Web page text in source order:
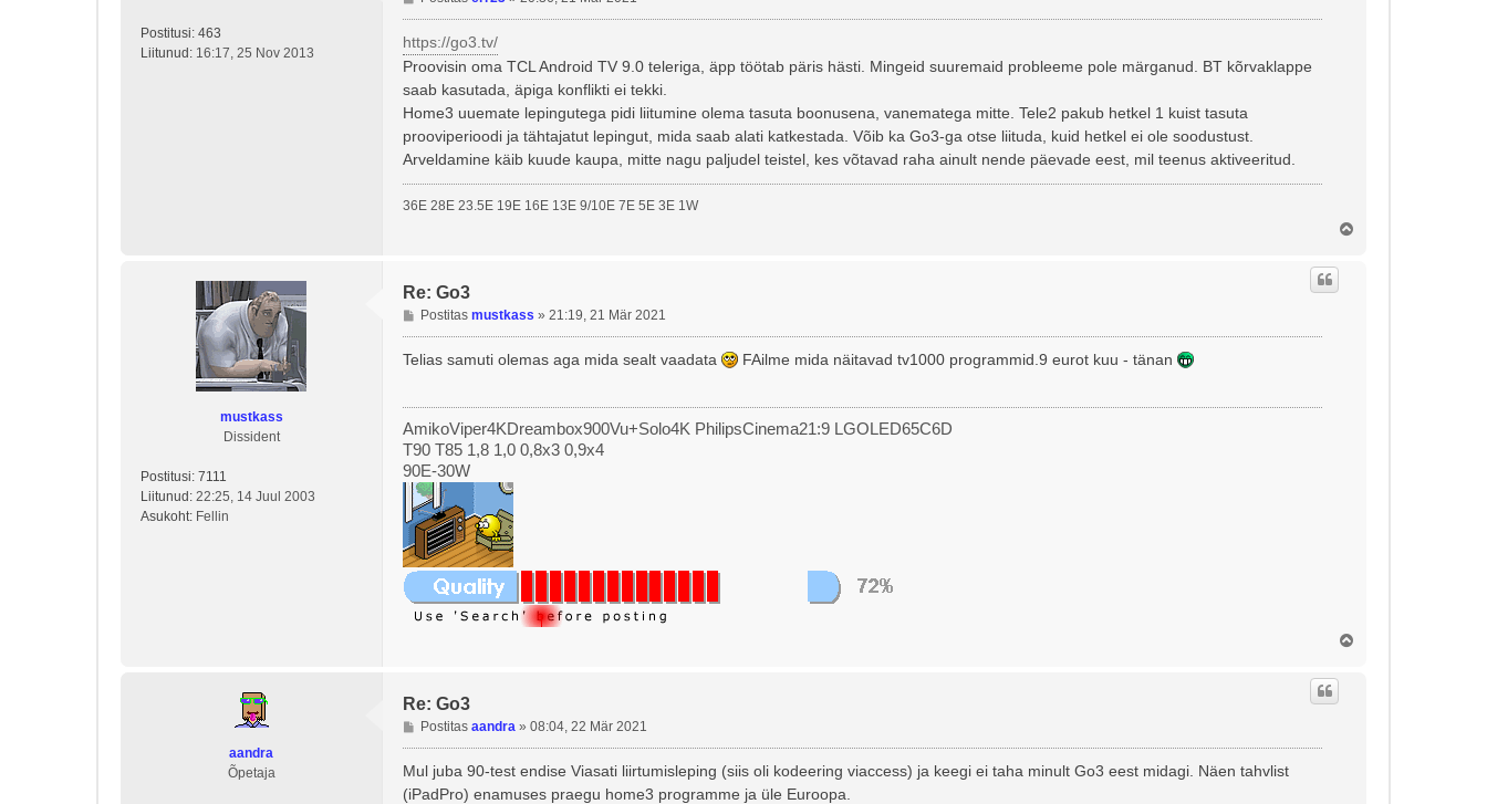
Postitusi: 463
Liitunud: 16:17, 25 Nov 2013
o
s
t
i
t
u
s
https://go3.tv/
Proovisin oma TCL Android TV 9.0 teleriga, äpp töötab päris hästi. Mingeid suuremaid probleeme pole märganud. BT kõrvaklappe
saab kasutada, äpiga konflikti ei tekki.
Home3 uuemate lepingutega pidi liitumine olema tasuta boonusena, vanematega mitte. Tele2 pakub hetkel 1 kuist tasuta
prooviperioodi ja tähtajatut lepingut, mida saab alati katkestada. Võib ka Go3-ga otse liituda, kuid hetkel ei ole soodustust.
Arveldamine käib kuude kaupa, mitte nagu paljudel teistel, kes võtavad raha ainult nende päevade eest, mil teenus aktiveeritud.
36E 28E 23.5E 19E 16E 13E 9/10E 7E 5E 3E 1W
mustkass
Dissident
Postitusi: 7111
Liitunud: 22:25, 14 Juul 2003
Asukoht: Fellin
Re: Go3
P
o
s
u
s
Postitas mustkass » 21:19, 21 Mär 2021
Telias samuti olemas aga mida sealt vaadata FAilme mida näitavad tv1000 programmid.9 eurot kuu - tänan
AmikoViper4KDreambox900Vu+Solo4K PhilipsCinema21:9 LGOLED65C6D
T90 T85 1,8 1,0 0,8x3 0,9x4
90E-30W
aandra
Õpetaja
Re: Go3
P
o
s
t
Postitas aandra» 08:04, 22 Mär 2021
Mul juba 90-test endise Viasati liirtumisleping (siis oli kodeering viaccess) ja keegi ei taha minult Go3 eest midagi. Näen tahvlist
(iPadPro) enamuses praegu home3 programme ja üle Euroopa.